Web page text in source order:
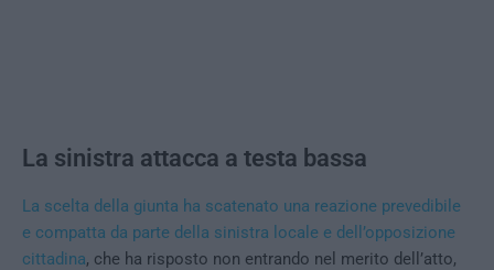
La sinistra attacca a testa bassa
La scelta della giunta ha scatenato una reazione prevedibile
e compatta da parte della sinistra locale e dell’opposizione
cittadina, che ha risposto non entrando nel merito dell’atto,